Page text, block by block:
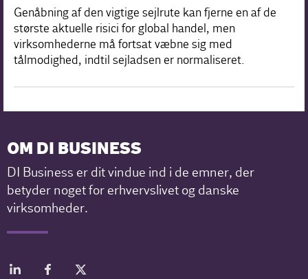
Genåbning af den vigtige sejlrute kan fjerne en af de
største aktuelle risici for global handel, men
virksomhederne må fortsat væbne sig med
tålmodighed, indtil sejladsen er normaliseret.
OM DI BUSINESS
DI Business er dit vindue ind i de emner, der
betyder noget for erhvervslivet og danske
virksomheder.